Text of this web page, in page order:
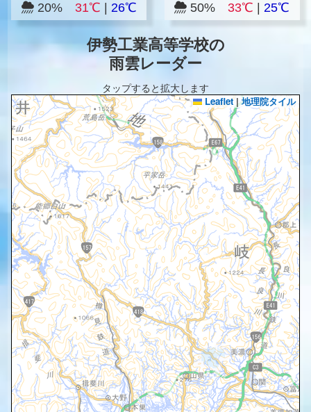
20% 31℃ 26℃ 50%33℃ |25℃
伊勢工業高等学校の
雨雲レーダー
タップすると拡大します
Leaflet | 地理院タイル